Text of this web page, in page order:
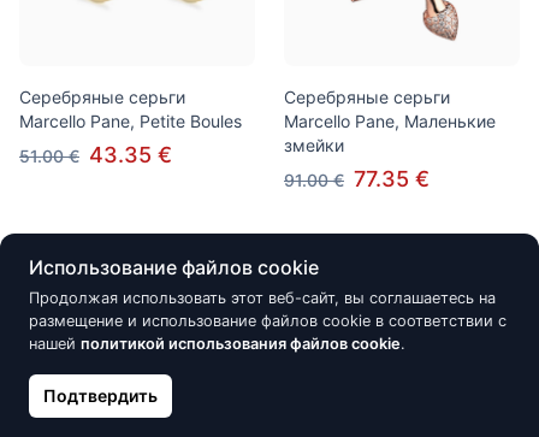
Серебряные серьги
Marcello Pane, Petite Boules
51.00 € 43.35 €
Серебряные серьги
Marcello Pane, Маленькие
змейки
91.00 € 77.35 €
Скидка -15% Скидка -15%
Использование файлов cookie
Продолжая использовать этот веб-сайт, вы соглашаетесь на
размещение и использование файлов cookie в соответствии с
нашей политикой использования файлов cookie.
Подтвердить